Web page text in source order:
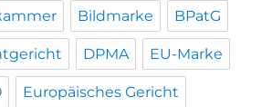
Bildmarke BPatG
DPMA EU-Marke
Europäisches Gericht